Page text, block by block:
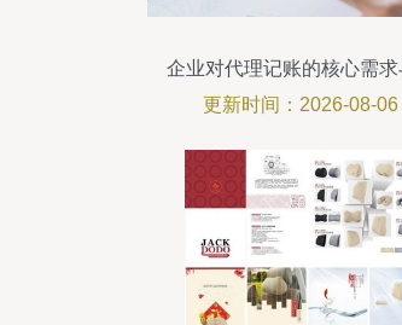
企业对代理记账的核心需
析
更新时间：2026-08-